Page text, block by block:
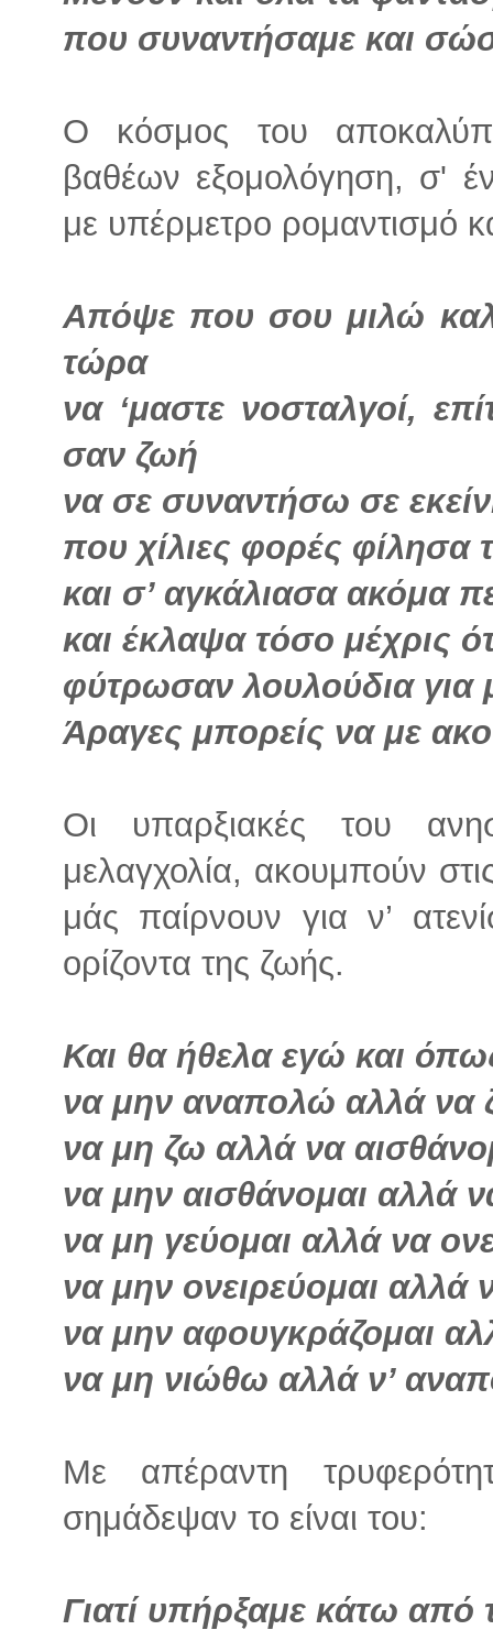
που συναντήσαμε και
Ο κόσμος του
βαθέων εξομολόγηση, σ'
με υπέρμετρο ρομαντισμό
Απόψε που σου μιλώ
τώρα
να ‘μαστε νοσταλγοί,
σαν ζωή
να σε συναντήσω σε
που χίλιες φορές φίλησα
και σ’ αγκάλιασα ακόμα
και έκλαψα τόσο μέχρις
φύτρωσαν λουλούδια για
Άραγες μπορείς να με
Οι υπαρξιακές του
μελαγχολία, ακουμπούν
μάς παίρνουν για ν’
ορίζοντα της ζωής.
Και θα ήθελα εγώ και
να μην αναπολώ αλλά να
να μη ζω αλλά να
να μην αισθάνομαι αλλά
να μη γεύομαι αλλά να
να μην ονειρεύομαι αλλά
να μην αφουγκράζομαι
να μη νιώθω αλλά ν’
Με απέραντη
σημάδεψαν το είναι του:
Γιατί υπήρξαμε κάτω από